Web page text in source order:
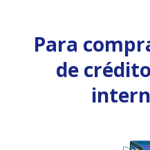
Para
de